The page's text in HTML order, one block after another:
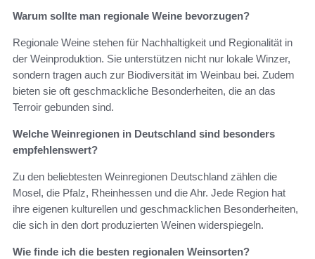
Warum sollte man regionale Weine bevorzugen?
Regionale Weine stehen für Nachhaltigkeit und Regionalität in
der Weinproduktion. Sie unterstützen nicht nur lokale Winzer,
sondern tragen auch zur Biodiversität im Weinbau bei. Zudem
bieten sie oft geschmackliche Besonderheiten, die an das
Terroir gebunden sind.
Welche Weinregionen in Deutschland sind besonders
empfehlenswert?
Zu den beliebtesten Weinregionen Deutschland zählen die
Mosel, die Pfalz, Rheinhessen und die Ahr. Jede Region hat
ihre eigenen kulturellen und geschmacklichen Besonderheiten,
die sich in den dort produzierten Weinen widerspiegeln.
Wie finde ich die besten regionalen Weinsorten?